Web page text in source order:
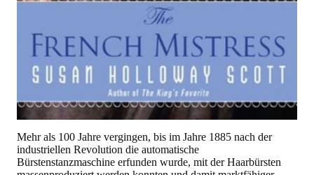
Mehr als 100 Jahre vergingen, bis im Jahre 1885 nach der
industriellen Revolution die automatische
Bürstenstanzmaschine erfunden wurde, mit der Haarbürsten